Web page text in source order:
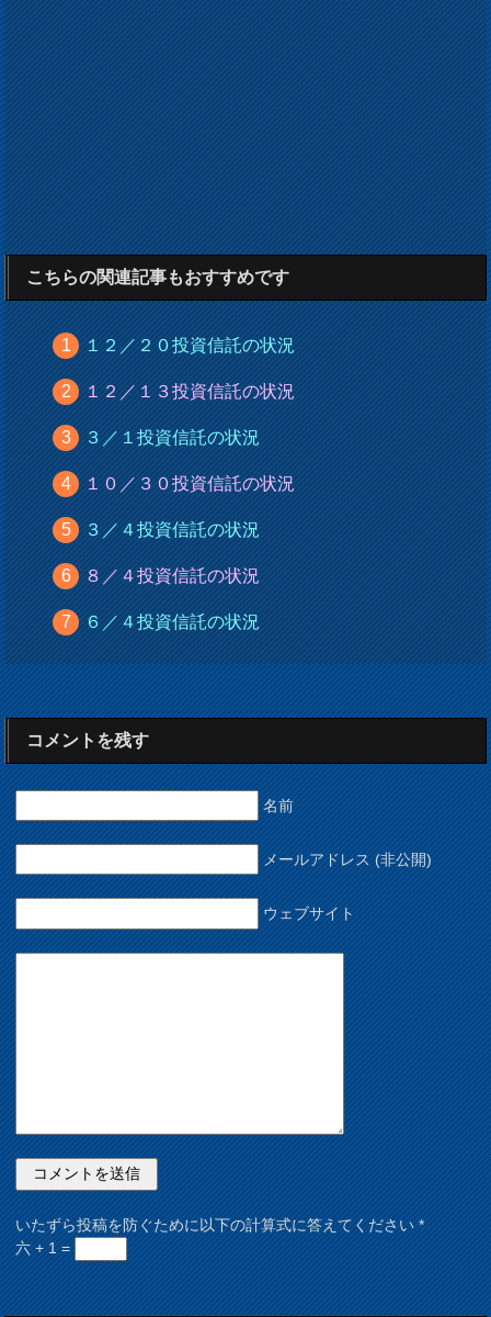
こちらの関連記事もおすすめです
１２／２０投資信託の状況
１２／１３投資信託の状況
３／１投資信託の状況
１０／３０投資信託の状況
３／４投資信託の状況
８／４投資信託の状況
６／４投資信託の状況
コメントを残す
名前
メールアドレス (非公開)
ウェブサイト
いたずら投稿を防ぐために以下の計算式に答えてください*
六 + 1 =